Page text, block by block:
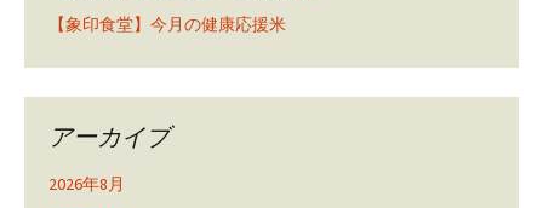
【象印食堂】今月の健康応援米
アーカイブ
2026年8月